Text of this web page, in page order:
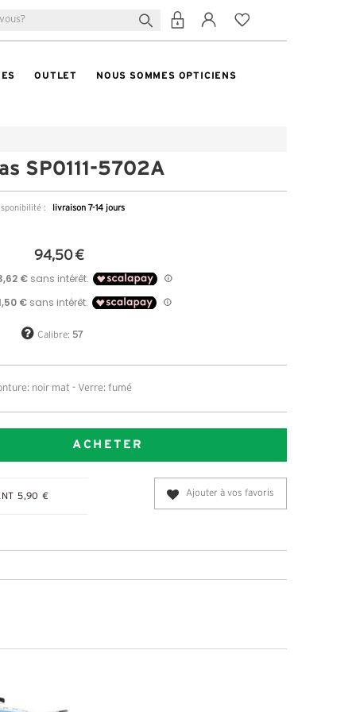
OUTLET NOUS SOMMES OPTICIENS
SP0111-5702A
: livraison 7-14 jours
94,50 €
Calibre: 57
noir mat - Verre: fumé
ACHETER
5,90 € Ajouter à vos favoris